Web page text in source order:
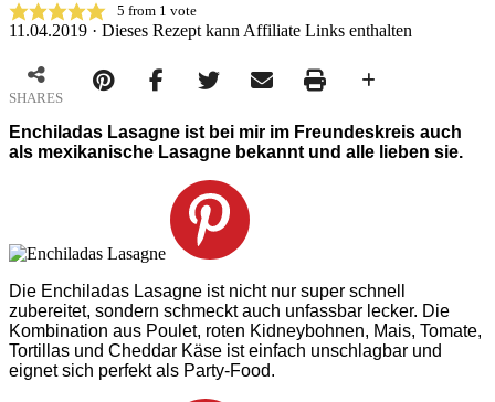
5 from 1 vote
11.04.2019 · Dieses Rezept kann Affiliate Links enthalten
SHARES
Enchiladas Lasagne ist bei mir im Freundeskreis auch
als mexikanische Lasagne bekannt und alle lieben sie.
Die Enchiladas Lasagne ist nicht nur super schnell
zubereitet, sondern schmeckt auch unfassbar lecker. Die
Kombination aus Poulet, roten Kidneybohnen, Mais, Tomate,
Tortillas und Cheddar Käse ist einfach unschlagbar und
eignet sich perfekt als Party-Food.